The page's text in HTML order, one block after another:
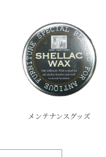
メンテナンスグッズ